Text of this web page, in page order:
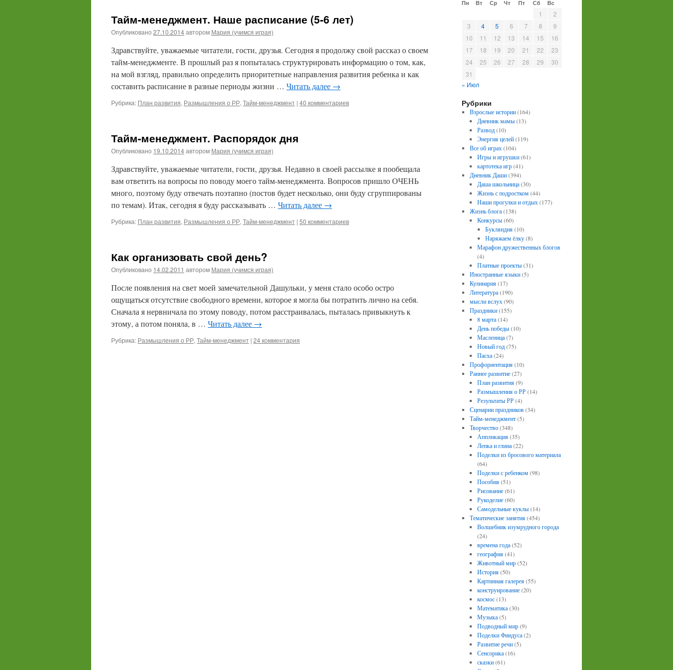
Тайм-менеджмент. Наше расписание (5-6 лет)
Опубликовано 27.10.2014автором Мария (учимся играя)
Здравствуйте, уважаемые читатели, гости, друзья. Сегодня я продолжу свой рассказ о своем
тайм-менеджменте. В прошлый раз я попыталась структурировать информацию о том, как,
на мой взгляд, правильно определить приоритетные направления развития ребенка и как
составить расписание в разные периоды жизни … Читать далее →
Рубрика: План развития, Размышления о РР, Тайм-менеджмент | 40 комментариев
Тайм-менеджмент. Распорядок дня
Опубликовано 19.10.2014автором Мария (учимся играя)
Здравствуйте, уважаемые читатели, гости, друзья. Недавно в своей рассылке я пообещала
вам ответить на вопросы по поводу моего тайм-менеджмента. Вопросов пришло ОЧЕНЬ
много, поэтому буду отвечать поэтапно (постов будет несколько, они буду сгруппированы
по темам). Итак, сегодня я буду рассказывать … Читать далее →
Рубрика: План развития, Размышления о РР, Тайм-менеджмент | 50 комментариев
Как организовать свой день?
Опубликовано 14.02.2011 автором Мария (учимся играя)
После появления на свет моей замечательной Дашульки, у меня стало особо остро
ощущаться отсутствие свободного времени, которое я могла бы потратить лично на себя.
Сначала я нервничала по этому поводу, потом расстраивалась, пыталась привыкнуть к
этому, а потом поняла, в … Читать далее →
Рубрика: Размышления о РР, Тайм-менеджмент | 24 комментария
Пн Вт Ср Чт Пт Сб Вс
1
2
3
4 5 6 7 8
9
10
11 12 13 14 15
16
17
18 19 20 21 22
23
24
25 26 27 28 29
30
31
« Июл
Рубрики
Взрослые истории(164)
Дневник мамы(13)
Развод(10)
Энергия целей(119)
Все об играх(104)
Игры и игрушки(61)
картотека игр(41)
Дневник Даши(394)
Даша школьница(30)
Жизнь с подростком(44)
Наши прогулки и отдых(177)
Жизнь блога(138)
Конкурсы(60)
Букляндия(10)
Наряжаем ёлку(8)
Марафон дружественных блогов
(4)
Платные проекты(31)
Иностранные языки(5)
Кулинария(17)
Литература(190)
мысли вслух(90)
Праздники(155)
8 марта(14)
День победы(10)
Масленица(7)
Новый год(75)
Пасха(24)
Профориентация(10)
Раннее развитие(27)
План развития(9)
Размышления о РР(14)
Результаты РР(4)
Сценарии праздников(34)
Тайм-менеджмент(5)
Творчество(348)
Аппликация(35)
Лепка и глина(22)
Поделки из бросового материала
(64)
Поделки с ребенком(98)
Пособия(51)
Рисование(61)
Рукоделие(60)
Самодельные куклы(14)
Тематические занятия(454)
Волшебник изумрудного города
(24)
времена года(52)
география(41)
Животный мир(52)
История(50)
Картинная галерея(55)
конструирование(20)
космос(13)
Математика(30)
Музыка(5)
Подводный мир(9)
Поделки Финдуса(2)
Развитие речи(5)
Сенсорика(16)
сказки(61)